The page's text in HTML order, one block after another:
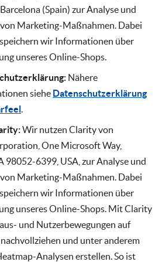
(Spain) zur Analyse und
Marketing-Maßnahmen. Dabei
wir Informationen über
unseres Online-Shops.
Nähere
siehe Datenschutzerklärung
.
Wir nutzen Clarity von
One Microsoft Way,
98052-6399, USA, zur Analyse und
Marketing-Maßnahmen. Dabei
wir Informationen über
unseres Online-Shops. Mit Clarity
und Nutzerbewegungen auf
und unter anderem
Analysen erstellen. So ist